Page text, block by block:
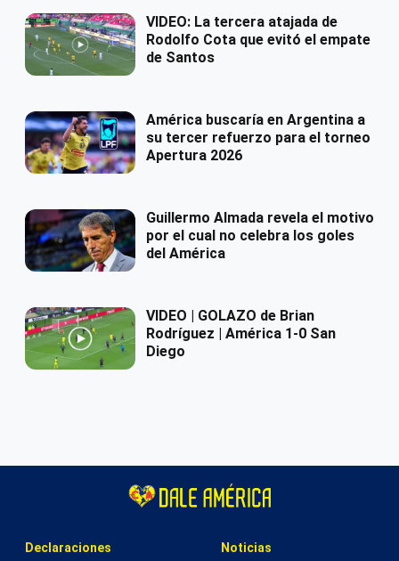
VIDEO: La tercera atajada de
Rodolfo Cota que evitó el empate
de Santos
América buscaría en Argentina a
su tercer refuerzo para el torneo
Apertura 2026
Guillermo Almada revela el motivo
por el cual no celebra los goles
del América
VIDEO | GOLAZO de Brian
Rodríguez | América 1-0 San
Diego
Declaraciones Noticias